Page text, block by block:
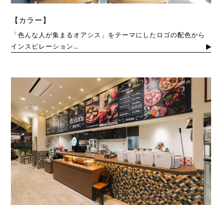
【カラー】
「色んな人が集まるオアシス」をテーマにしたロゴの配色から
インスピレーション…